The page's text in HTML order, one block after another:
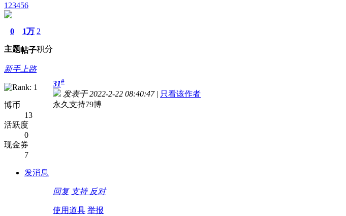
123456
0
主题
1万
帖子
2
积分
新手上路
博币
13
活跃度
0
现金券
7
发消息
31#
发表于 2022-2-22 08:40:47 | 只看该作者
永久支持79博
回复 支持 反对
使用道具 举报